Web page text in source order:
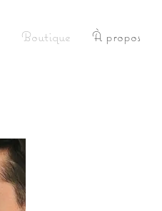
Boutique À propos